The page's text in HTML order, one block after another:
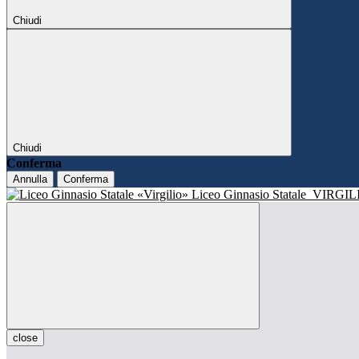
Chiudi
Chiudi
Conferma
Annulla Conferma
Liceo Ginnasio Statale
close